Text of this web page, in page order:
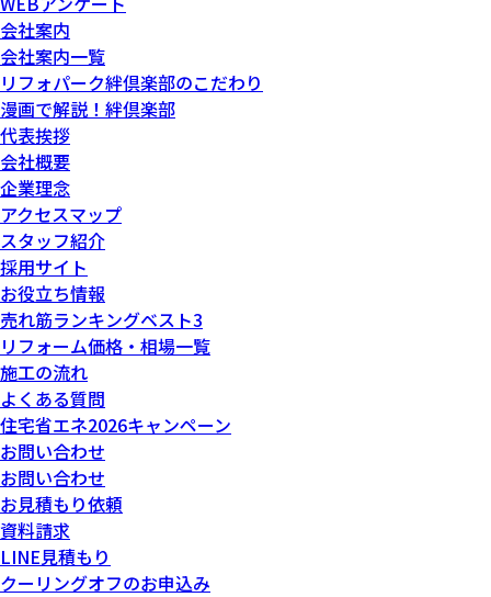
会社案内
会社案内一覧
リフォパーク絆倶楽部のこだわり
漫画で解説！絆倶楽部
代表挨拶
会社概要
企業理念
アクセスマップ
スタッフ紹介
採用サイト
お役立ち情報
売れ筋ランキングベスト3
リフォーム価格・相場一覧
施工の流れ
よくある質問
住宅省エネ2026キャンペーン
お問い合わせ
お問い合わせ
お見積もり依頼
資料請求
LINE見積もり
クーリングオフのお申込み